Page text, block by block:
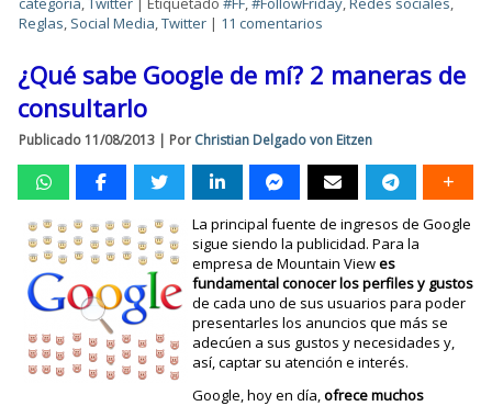
Reglas, Social Media,Twitter | 11 comentarios
¿Qué sabe Google de mí? 2 maneras de
consultarlo
Publicado 11/08/2013 | Por Christian Delgado von Eitzen
La principal fuente de ingresos de Google
sigue siendo la publicidad. Para la
empresa de Mountain Viewes
fundamental conocer los perfiles y gustos
de cada uno de sus usuarios para poder
presentarles los anuncios que más se
adecúen a sus gustos y necesidades y,
así, captar su atención e interés.
Google, hoy en día,ofrece muchos